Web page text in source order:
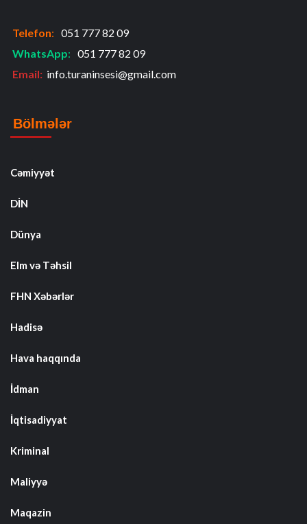
Telefon: 051 777 82 09
WhatsApp: 051 777 82 09
Email: info.turaninsesi@gmail.com
Bölmələr
Cəmiyyət
DİN
Dünya
Elm və Təhsil
FHN Xəbərlər
Hadisə
Hava haqqında
İdman
İqtisadiyyat
Kriminal
Maliyyə
Maqazin